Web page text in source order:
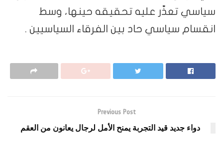
سياسي تعذّر عليه تحقيقه حينها، وسط
انقسام سياسي حاد بين الفرقاء السياسيين .
Previous Post
دواء جديد قيد التجربة يمنح الأمل لرجال يعانون من العقم